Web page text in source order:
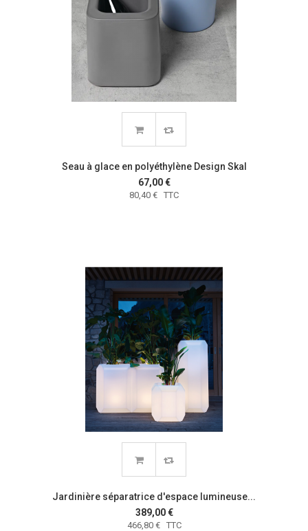
Seau à glace en polyéthylène Design Skal
67,00 €
80,40 € TTC
Jardinière séparatrice d'espace lumineuse...
389,00 €
466,80 € TTC